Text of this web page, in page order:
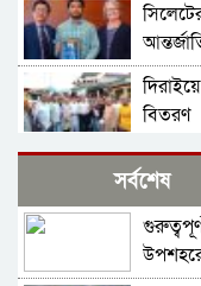
বিতরণ
দফার
সর্বশেষ